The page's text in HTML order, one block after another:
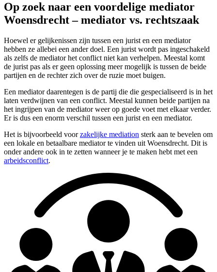
Op zoek naar een voordelige mediator
Woensdrecht – mediator vs. rechtszaak
Hoewel er gelijkenissen zijn tussen een jurist en een mediator
hebben ze allebei een ander doel. Een jurist wordt pas ingeschakeld
als zelfs de mediator het conflict niet kan verhelpen. Meestal komt
de jurist pas als er geen oplossing meer mogelijk is tussen de beide
partijen en de rechter zich over de ruzie moet buigen.
Een mediator daarentegen is de partij die die gespecialiseerd is in het
laten verdwijnen van een conflict. Meestal kunnen beide partijen na
het ingrijpen van de mediator weer op goede voet met elkaar verder.
Er is dus een enorm verschil tussen een jurist en een mediator.
Het is bijvoorbeeld voorzakelijke mediation sterk aan te bevelen om
een lokale en betaalbare mediator te vinden uit Woensdrecht. Dit is
onder andere ook in te zetten wanneer je te maken hebt met een
arbeidsconflict.